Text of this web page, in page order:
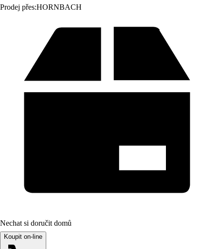
Prodej přes:HORNBACH
Nechat si doručit domů
Koupit on-line